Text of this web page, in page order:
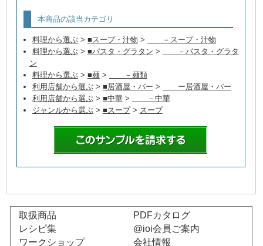
本商品の該当カテゴリ
料理から選ぶ> ■スープ・汁物 >
－スープ・汁物
料理から選ぶ> ■パスタ・グラタン >
－パスタ・グラタ
ン
料理から選ぶ> ■麺 >
－麺類
利用店舗から選ぶ> ■居酒屋・バー >
ー居酒屋・バー
利用店舗から選ぶ> ■中華>
－中華
ジャンルから選ぶ> ■スープ> スープ
取扱商品
PDFカタログ
レシピ集
@ioi会員ご案内
ワークショップ
会社情報